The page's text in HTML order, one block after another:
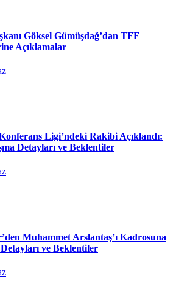
Göksel Gümüşdağ’dan TFF
Açıklamalar
Ligi’ndeki Rakibi Açıklandı:
Detayları ve Beklentiler
Muhammet Arslantaş’ı Kadrosuna
ve Beklentiler